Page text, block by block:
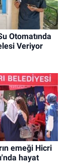
Otomatında
Veriyor
emeği Hicri
hayat